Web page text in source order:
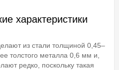
характеристики
из стали толщиной 0,45–
толстого металла 0,6 мм и,
редко, поскольку такая